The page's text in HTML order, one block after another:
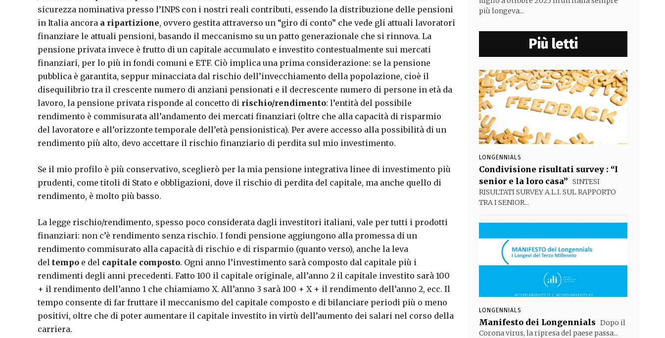
sicurezza nominativa presso l’INPS con i nostri reali contributi, essendo la distribuzione delle pensioni
in Italia ancora a ripartizione, ovvero gestita attraverso un “giro di conto” che vede gli attuali lavoratori
finanziare le attuali pensioni, basando il meccanismo su un patto generazionale che si rinnova. La
pensione privata invece è frutto di un capitale accumulato e investito contestualmente sui mercati
finanziari, per lo più in fondi comuni e ETF. Ciò implica una prima considerazione: se la pensione
pubblica è garantita, seppur minacciata dal rischio dell’invecchiamento della popolazione, cioè il
disequilibrio tra il crescente numero di anziani pensionati e il decrescente numero di persone in età da
lavoro, la pensione privata risponde al concetto di rischio/rendimento: l’entità del possibile
rendimento è commisurata all’andamento dei mercati finanziari (oltre che alla capacità di risparmio
del lavoratore e all’orizzonte temporale dell’età pensionistica). Per avere accesso alla possibilità di un
rendimento più alto, devo accettare il rischio finanziario di perdita sul mio investimento.
Se il mio profilo è più conservativo, sceglierò per la mia pensione integrativa linee di investimento più
prudenti, come titoli di Stato e obbligazioni, dove il rischio di perdita del capitale, ma anche quello di
rendimento, è molto più basso.
La legge rischio/rendimento, spesso poco considerata dagli investitori italiani, vale per tutti i prodotti
finanziari: non c’è rendimento senza rischio. I fondi pensione aggiungono alla promessa di un
rendimento commisurato alla capacità di rischio e di risparmio (quanto verso), anche la leva
del tempo e del capitale composto. Ogni anno l’investimento sarà composto dal capitale più i
rendimenti degli anni precedenti. Fatto 100 il capitale originale, all’anno 2 il capitale investito sarà 100
+ il rendimento dell’anno 1 che chiamiamo X. All’anno 3 sarà 100 + X + il rendimento dell’anno 2, ecc. Il
tempo consente di far fruttare il meccanismo del capitale composto e di bilanciare periodi più o meno
positivi, oltre che di poter aumentare il capitale investito in virtù dell’aumento dei salari nel corso della
carriera.
più longeva...
Più letti
LONGENNIALS
Condivisione risultati survey : “I
senior e la loro casa” SINTESI
RISULTATI SURVEY A.L.I. SUL RAPPORTO
TRA I SENIOR...
LONGENNIALS
Manifesto dei Longennials Dopo il
Corona virus, la ripresa del paese passa...